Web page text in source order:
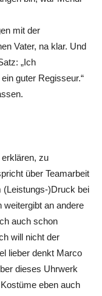
mit der
Vater, na klar. Und
„Ich
guter Regisseur.“
zu
über Teamarbeit
(Leistungs-)Druck bei
weitergibt an andere
auch schon
will nicht der
lieber denkt Marco
dieses Uhrwerk
eben auch